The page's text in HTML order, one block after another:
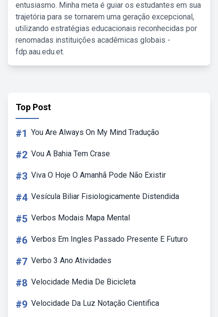
entusiasmo. Minha meta é guiar os estudantes em sua
trajetória para se tornarem uma geração excepcional,
utilizando estratégias educacionais reconhecidas por
renomadas instituições acadêmicas globais -
fdp.aau.edu.et.
Top Post
#1 You Are Always On My Mind Tradução
#2 Vou A Bahia Tem Crase
#3 Viva O Hoje O Amanhã Pode Não Existir
#4 Vesícula Biliar Fisiologicamente Distendida
#5 Verbos Modais Mapa Mental
#6 Verbos Em Ingles Passado Presente E Futuro
#7 Verbo 3 Ano Atividades
#8 Velocidade Media De Bicicleta
#9 Velocidade Da Luz Notação Cientifica